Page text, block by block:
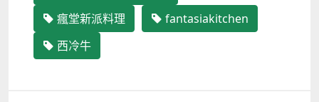
瘋堂新派料理
fantasiakitchen
西冷牛